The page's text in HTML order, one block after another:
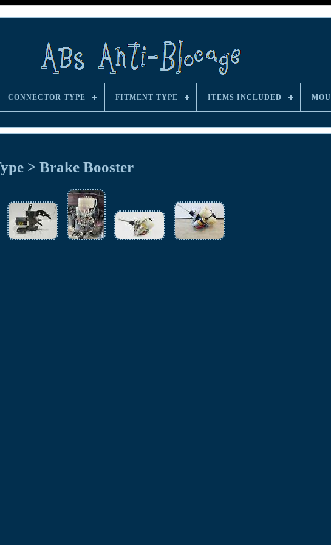
CONNECTOR TYPE FITMENT TYPE ITEMS INCLUDED
> Brake Booster